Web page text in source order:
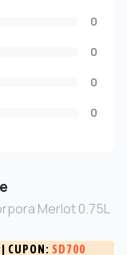
0
0
0
0
Merlot 0.75L
| CUPON: SD700